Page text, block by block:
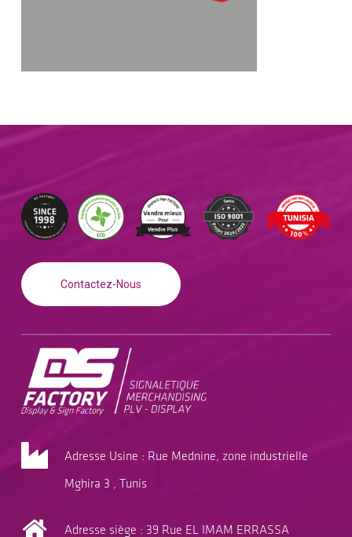
Contactez-Nous
Adresse Usine : Rue Mednine, zone industrielle
Mghira 3 , Tunis
Adresse siège : 39 Rue EL IMAM ERRASSA